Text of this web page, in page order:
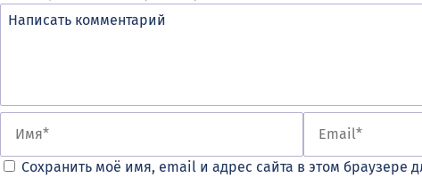
Сохранить моё имя, email и адрес сайта в этом браузере